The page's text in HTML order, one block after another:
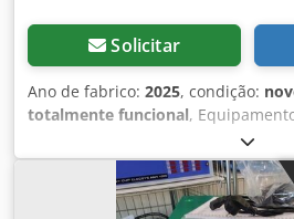
Solicitar
Ano de fabrico: 2025, condição:
totalmente funcional,
ROTATIVO DE PIROLÍTICA PARA
CAPACIDADE DE 4 TONELADAS
UTILIZADO, COM QUEIMADORES
CONTROLO POR SOFTWARE,